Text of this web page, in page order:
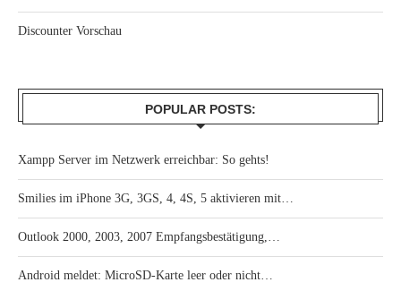
Discounter Vorschau
POPULAR POSTS:
Xampp Server im Netzwerk erreichbar: So gehts!
Smilies im iPhone 3G, 3GS, 4, 4S, 5 aktivieren mit…
Outlook 2000, 2003, 2007 Empfangsbestätigung,…
Android meldet: MicroSD-Karte leer oder nicht…